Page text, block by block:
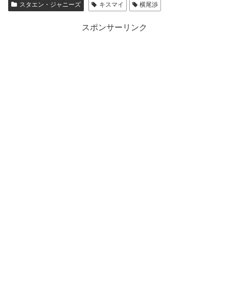
スタエン・ジャニーズ キスマイ 横尾渉
スポンサーリンク